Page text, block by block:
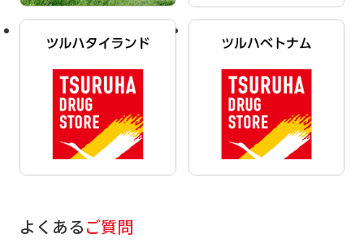
よくあるご質問